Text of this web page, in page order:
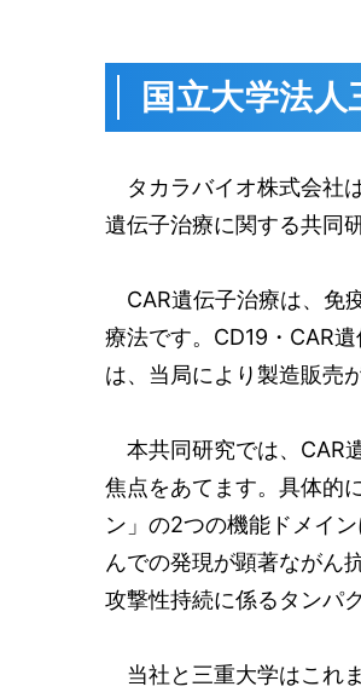
国立大学法
タカラバイオ株式会社
遺伝子治療に関する共同
CAR遺伝子治療は、免
療法です。 CD19 ・ CAR
は、当局により製造販売
本共同研究では、CAR
焦点をあてます。具体的に
ン」の2つの機能ドメイ
んでの発現が顕著ながん抗
攻撃性持続に係るタンパク
当社と三重大学はこれ